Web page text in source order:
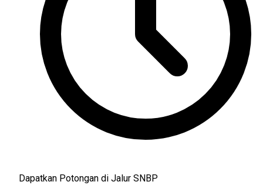
Dapatkan Potongan di Jalur SNBP